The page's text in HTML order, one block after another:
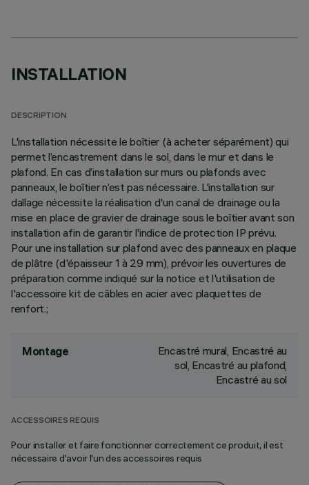
INSTALLATION
DESCRIPTION
L'installation nécessite le boîtier (à acheter séparément) qui
permet l’encastrement dans le sol, dans le mur et dans le
plafond. En cas d’installation sur murs ou plafonds avec
panneaux, le boîtier n’est pas nécessaire. L'installation sur
dallage nécessite la réalisation d'un canal de drainage ou la
mise en place de gravier de drainage sous le boîtier avant son
installation afin de garantir l'indice de protection IP prévu.
Pour une installation sur plafond avec des panneaux en plaque
de plâtre (d'épaisseur 1 à 29 mm), prévoir les ouvertures de
préparation comme indiqué sur la notice et l'utilisation de
l'accessoire kit de câbles en acier avec plaquettes de
renfort.;
Montage
Encastré mural, Encastré au
sol, Encastré au plafond,
Encastré au sol
ACCESSOIRES REQUIS
Pour installer et faire fonctionner correctement ce produit, il est
nécessaire d'avoir l'un des accessoires requis